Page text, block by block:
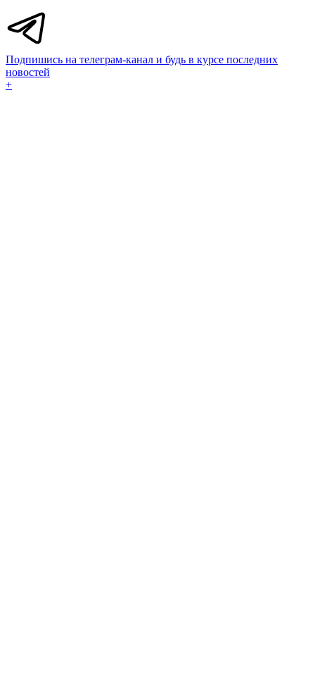
Подпишись на телеграм-канал и будь в курсе последних
новостей
+